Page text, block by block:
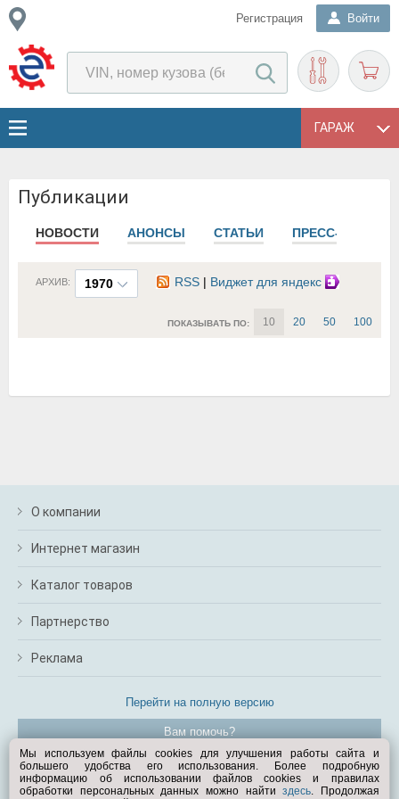
Регистрация Войти
ГАРАЖ
Публикации
НОВОСТИ АНОНСЫ СТАТЬИ ПРЕСС-РЕЛИЗЫ
1970
АРХИВ: RSS | Виджет для яндекс
ПОКАЗЫВАТЬ ПО: 10 20 50 100
О компании
Интернет магазин
Каталог товаров
Партнерство
Реклама
Перейти на полную версию
Вам помочь?
© Exist.ru 1998—2026
Мы используем файлы cookies для улучшения работы сайта и
большего удобства его использования. Более подробную
информацию об использовании файлов cookies и правилах
обработки персональных данных можно найтиздесь. Продолжая